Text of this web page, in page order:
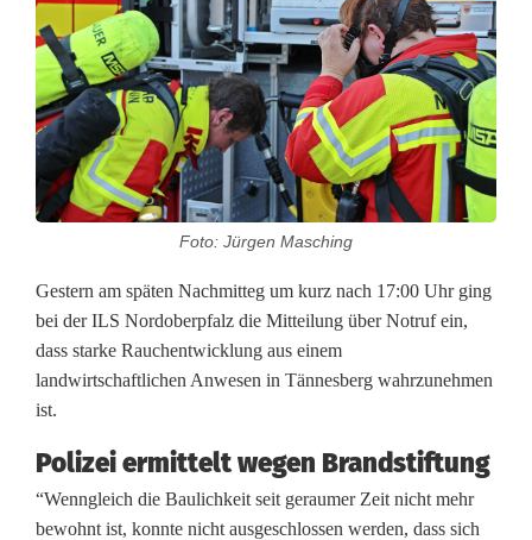
o
ß
e
i
n
a
t
z
n
T
Foto: Jürgen Masching
Gestern am späten Nachmitteg um kurz nach 17:00 Uhr ging
bei der ILS Nordoberpfalz die Mitteilung über Notruf ein,
dass starke Rauchentwicklung aus einem
landwirtschaftlichen Anwesen in Tännesberg wahrzunehmen
ist.
Polizei ermittelt wegen Brandstiftung
“Wenngleich die Baulichkeit seit geraumer Zeit nicht mehr
bewohnt ist, konnte nicht ausgeschlossen werden, dass sich